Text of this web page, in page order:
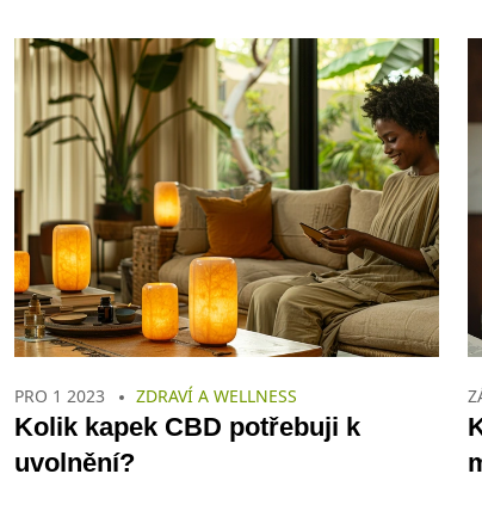
PRO 1 2023 ZDRAVÍ A WELLNESS
Kolik kapek CBD potřebuji k
uvolnění?